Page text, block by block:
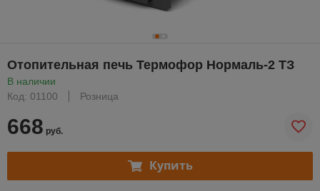
Отопительная печь Термофор Нормаль-2 ТЗ
В наличии
Код: 01100
Розница
668 руб.
Купить